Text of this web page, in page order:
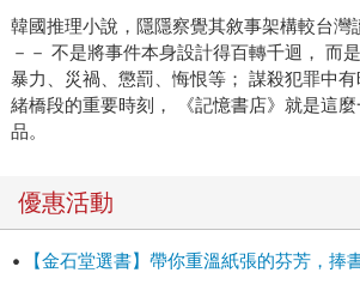
字句裡頭，把狂熱者愛好者的心聲一一
篇排採用獵人、復仇者雙視角進展，場
後滿滿故事的預約制書店空間，真的是
長的讀者各樣樂趣。當然真正決戰點是角
舊案兇犯的書店主人，還是幾個充滿嫌疑
續殺人案件，充分代入現實感、緊迫性
狩獵遊戲裡，讀者展頁便是受邀一起推
白都在眼前推進，愉快的腦力活動就此展
韓國推理小說，隱隱察覺其敘事架構較台灣
－－ 不是將事件本身設計得百轉千迴， 而
暴力、災禍、懲罰、悔恨等； 謀殺犯罪中
緒橋段的重要時刻， 《記憶書店》就是這
品。
優惠活動
【金石堂選書】帶你重溫紙張的芬芳，捧